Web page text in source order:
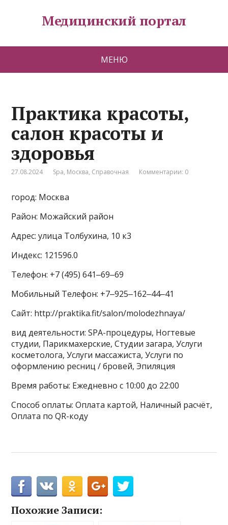
Медицинский портал
МЕНЮ
Практика красоты,
салон красоты и
здоровья
27.08.2024 Spa, Москва, Справочная Комментарии: 0
город: Москва
Район: Можайский район
Адрес: улица Толбухина, 10 к3
Индекс: 121596.0
Телефон: +7 (495) 641‒69‒69
Мобильный Телефон: +7‒925‒162‒44‒41
Сайт: http://praktika.fit/salon/molodezhnaya/
вид деятельности: SPA-процедуры, Ногтевые
студии, Парикмахерские, Студии загара, Услуги
косметолога, Услуги массажиста, Услуги по
оформлению ресниц / бровей, Эпиляция
Время работы: Ежедневно с 10:00 до 22:00
Способ оплаты: Оплата картой, Наличный расчёт,
Оплата по QR-коду
Похожие Записи: